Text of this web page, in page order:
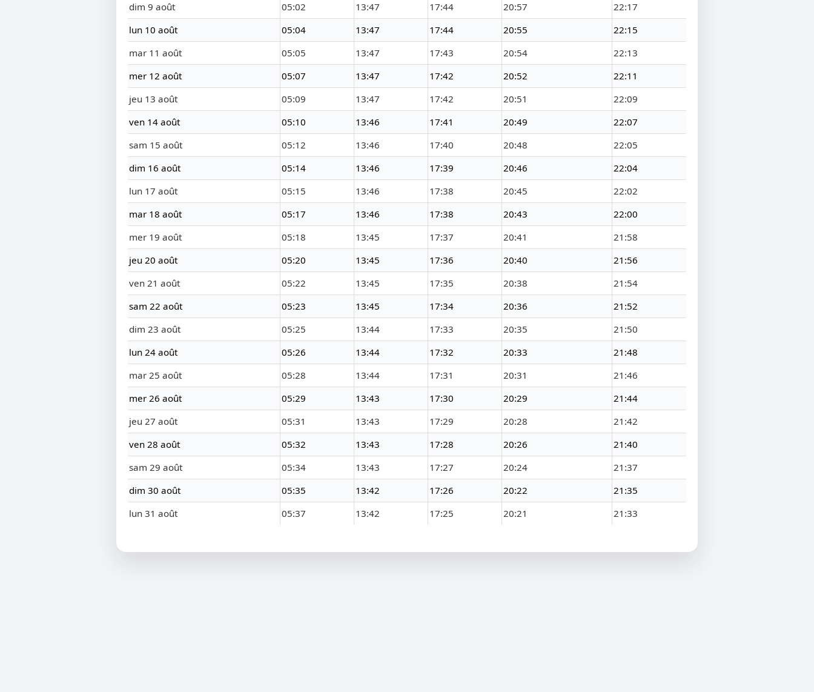
dim 9 août
05:02 13:47 17:44 20:57
22:17
lun 10 août
05:04 13:47 17:44 20:55
22:15
mar 11 août
05:05 13:47 17:43 20:54
22:13
mer 12 août
05:07 13:47 17:42 20:52
22:11
jeu 13 août
05:09 13:47 17:42 20:51
22:09
ven 14 août
05:10 13:46 17:41 20:49
22:07
sam 15 août
05:12 13:46 17:40 20:48
22:05
dim 16 août
05:14 13:46 17:39 20:46
22:04
lun 17 août
05:15 13:46 17:38 20:45
22:02
mar 18 août
05:17 13:46 17:38 20:43
22:00
mer 19 août
05:18 13:45 17:37 20:41
21:58
jeu 20 août
05:20 13:45 17:36 20:40
21:56
ven 21 août
05:22 13:45 17:35 20:38
21:54
sam 22 août
05:23 13:45 17:34 20:36
21:52
dim 23 août
05:25 13:44 17:33 20:35
21:50
lun 24 août
05:26 13:44 17:32 20:33
21:48
mar 25 août
05:28 13:44 17:31 20:31
21:46
mer 26 août
05:29 13:43 17:30 20:29
21:44
jeu 27 août
05:31 13:43 17:29 20:28
21:42
ven 28 août
05:32 13:43 17:28 20:26
21:40
sam 29 août
05:34 13:43 17:27 20:24
21:37
dim 30 août
05:35 13:42 17:26 20:22
21:35
lun 31 août
05:37 13:42 17:25 20:21 21:33